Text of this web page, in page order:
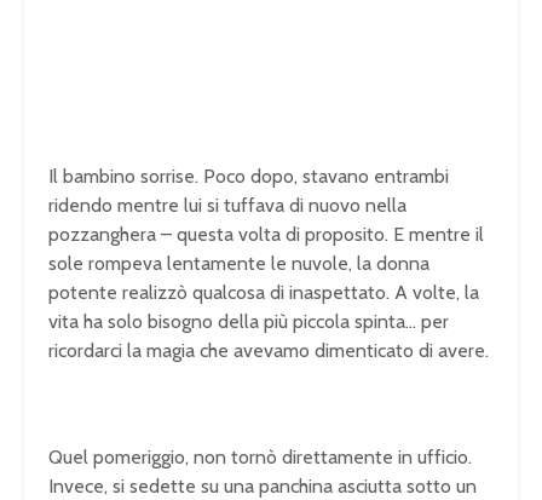
Il bambino sorrise. Poco dopo, stavano entrambi
ridendo mentre lui si tuffava di nuovo nella
pozzanghera – questa volta di proposito. E mentre il
sole rompeva lentamente le nuvole, la donna
potente realizzò qualcosa di inaspettato. A volte, la
vita ha solo bisogno della più piccola spinta… per
ricordarci la magia che avevamo dimenticato di avere.
Quel pomeriggio, non tornò direttamente in ufficio.
Invece, si sedette su una panchina asciutta sotto un